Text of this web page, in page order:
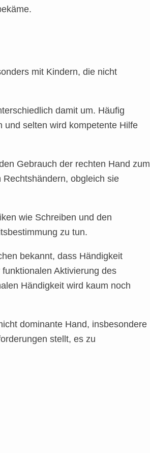
mit Kindern, die nicht
damit um. Häufig
und selten wird kompetente Hilfe
Gebrauch der rechten Hand zum
obgleich sie
wie Schreiben und den
zu tun.
bekannt, dass Händigkeit
Aktivierung des
Händigkeit wird kaum noch
dominante Hand, insbesondere
stellt, es zu